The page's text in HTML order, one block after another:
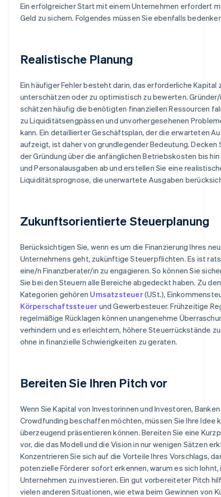
Ein erfolgreicher Start mit einem Unternehmen erfordert
Geld zu sichern. Folgendes müssen Sie ebenfalls
Realistische Planung
Ein häufiger Fehler besteht darin, das erforderliche Kapital
unterschätzen oder zu optimistisch zu bewerten.
schätzen häufig die benötigten finanziellen Ressourcen
zu Liquiditätsengpässen und unvorhergesehenen
kann. Ein detaillierter Geschäftsplan, der die erwarteten
aufzeigt, ist daher von grundlegender Bedeutung. Decken
der Gründung über die anfänglichen Betriebskosten bis
und Personalausgaben ab und erstellen Sie eine
Liquiditätsprognose, die unerwartete Ausgaben
Zukunftsorientierte Steuerplanung
Berücksichtigen Sie, wenn es um die Finanzierung Ihres
Unternehmens geht, zukünftige Steuerpflichten. Es ist
eine/n Finanzberater/in zu engagieren. So können Sie
Sie bei den Steuern alle Bereiche abgedeckt haben. Zu
Kategorien gehören Umsatzsteuer(USt.),
Körperschaftssteuer und Gewerbesteuer. Frühzeitige
regelmäßige Rücklagen können unangenehme
verhindern und es erleichtern, höhere Steuerrückstände
ohne in finanzielle Schwierigkeiten zu geraten.
Bereiten Sie Ihren Pitch vor
Wenn Sie Kapital von Investorinnen und Investoren,
Crowdfunding beschaffen möchten, müssen Sie Ihre Idee
überzeugend präsentieren können. Bereiten Sie eine
vor, die das Modell und die Vision in nur wenigen Sätzen
Konzentrieren Sie sich auf die Vorteile Ihres Vorschlags,
potenzielle Förderer sofort erkennen, warum es sich lohnt,
Unternehmen zu investieren. Ein gut vorbereiteter Pitch
vielen anderen Situationen, wie etwa beim Gewinnen von